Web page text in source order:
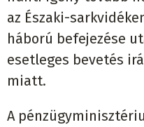
az Északi-
háború befejezése
esetleges bevetés
miatt.
A